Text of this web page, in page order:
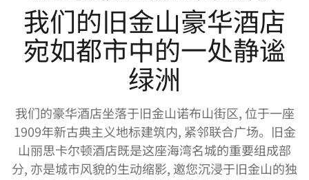
我们的旧金山豪华酒店
宛如都市中的一处静谧
绿洲
我们的豪华酒店坐落于旧金山诺布山街区, 位于一座
1909年新古典主义地标建筑内, 紧邻联合广场。旧金
山丽思卡尔顿酒店既是这座海湾名城的重要组成部
分, 亦是城市风貌的生动缩影, 邀您沉浸于旧金山的独